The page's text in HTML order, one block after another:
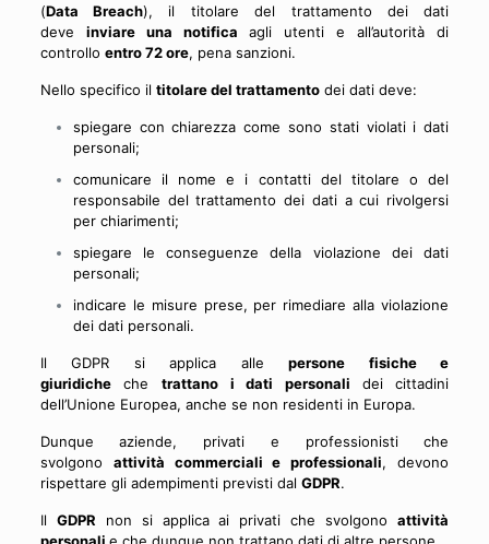
(Data Breach), il titolare del trattamento dei dati
deve inviare una notifica agli utenti e all’autorità di
controllo entro 72 ore, pena sanzioni.
Nello specifico il titolare del trattamentodei dati deve:
spiegare con chiarezza come sono stati violati i dati
personali;
comunicare il nome e i contatti del titolare o del
responsabile del trattamento dei dati a cui rivolgersi
per chiarimenti;
spiegare le conseguenze della violazione dei dati
personali;
indicare le misure prese, per rimediare alla violazione
dei dati personali.
Il GDPR si applica allepersone fisiche e
giuridichechetrattano i dati personali dei cittadini
dell’Unione Europea, anche se non residenti in Europa.
Dunque aziende, privati e professionisti che
svolgono attività commerciali e professionali, devono
rispettare gli adempimenti previsti dal GDPR.
Il GDPR non si applica ai privati che svolgonoattività